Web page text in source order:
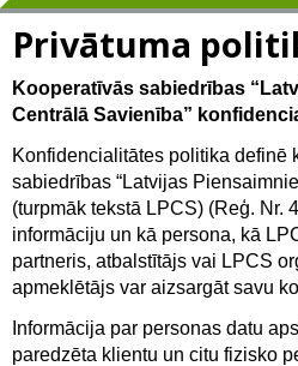
Privātuma
Kooperatīvās sabiedrības
Centrālā Savienība”
Konfidencialitātes politika definē
sabiedrības “Latvijas
(turpmāk tekstā LPCS) (Reģ. Nr.
informāciju un kā persona, kā
partneris, atbalstītājs vai LPCS
apmeklētājs var aizsargāt savu
Informācija par personas datu
paredzēta klientu un citu fizisko